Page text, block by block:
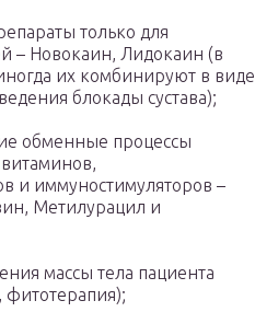
только для
– Новокаин, Лидокаин (в
их комбинируют в виде
блокады сустава);
обменные процессы
и иммуностимуляторов –
Метилурацил и
массы тела пациента
фитотерапия);